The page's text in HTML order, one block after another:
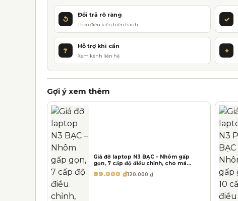
n
a
t
i
v
e
:
↺
Đổi trả rõ ràng
Theo điều kiện hiện hành
✓
?
Hỗ trợ khi cần
Xem kênh liên hệ
⌖
Gợi ý xem thêm
Giá đỡ laptop N3 BẠC – Nhôm gấp
gọn, 7 cấp độ điều chỉnh, cho máy
120.000₫
Giá gốc là: 120.000 ₫.
89.000 ₫
Giá hiện tại là: 89.000 ₫.